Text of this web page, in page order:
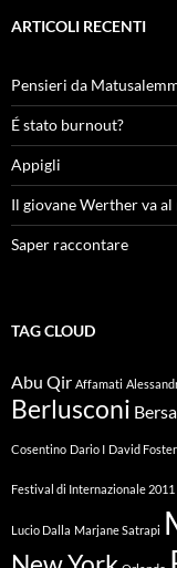
ARTICOLI RECENTI
Pensieri da
É stato burnout?
Appigli
Il giovane Werther va
Saper raccontare
TAG CLOUD
Abu Qir Affamati
Berlusconi
Cosentino Dario I David
Festival di Internazionale 2011
Lucio Dalla Marjane Satrapi